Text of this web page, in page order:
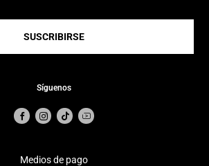
SUSCRIBIRSE
Síguenos
Medios de pago